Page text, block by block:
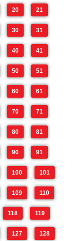
20 21
30 31
40 41
50 51
60 61
70 71
80 81
90 91
100 101
109 110
118 119
127 128